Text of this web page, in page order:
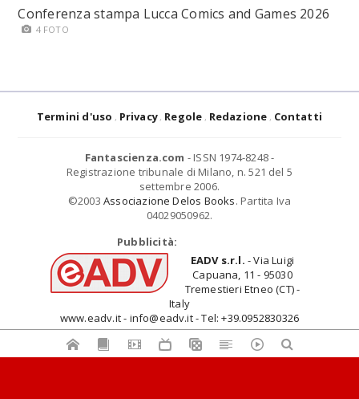
Conferenza stampa Lucca Comics and Games 2026
4 FOTO
Termini d'uso Privacy Regole Redazione Contatti
Fantascienza.com - ISSN 1974-8248 -
Registrazione tribunale di Milano, n. 521 del 5
settembre 2006.
©2003 Associazione Delos Books. Partita Iva
04029050962.
Pubblicità:
EADV s.r.l. - Via Luigi
Capuana, 11 - 95030
Tremestieri Etneo (CT) -
Italy
www.eadv.it - info@eadv.it - Tel: +39.0952830326